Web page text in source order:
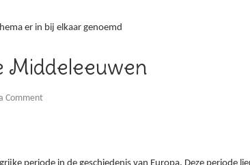
er in bij elkaar genoemd
Middeleeuwen
Comment